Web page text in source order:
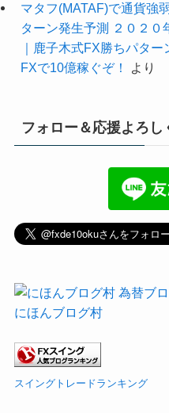
マタフ(MATAF)で通貨強
ターン発生予測 ２０２０
｜鹿子木式FX勝ちパタ
FXで10億稼ぐぞ！
より
フォロー＆応援よろし
にほんブログ村
スイングトレードランキング